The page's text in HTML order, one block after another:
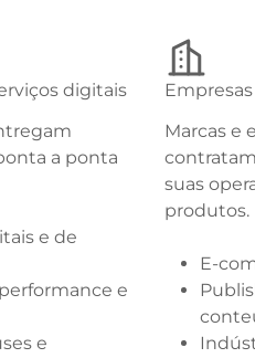
digitais
a ponta
e de
e
e
Marcas e
suas
produtos.
E-